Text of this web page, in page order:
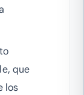
que
los